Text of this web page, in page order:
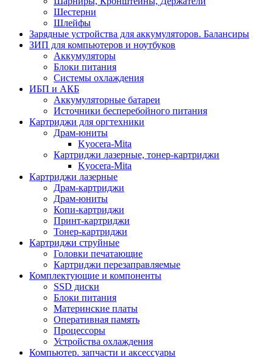
Шестерни
Шлейфы
Зарядные устройства для аккумуляторов. Балансиры
ЗИП для компьютеров и ноутбуков
Аккумуляторы
Блоки питания
Системы охлаждения
ИБП и АКБ
Аккумуляторные батареи
Источники бесперебойного питания
Картриджи для оргтехники
Драм-юниты
Kyocera-Mita
Картриджи лазерные, тонер-картриджи
Kyocera-Mita
Картриджи лазерные
Драм-картриджи
Драм-юниты
Копи-картриджи
Принт-картриджи
Тонер-картриджи
Картриджи струйные
Головки печатающие
Картриджи перезаправляемые
Комплектующие и компоненты
SSD диски
Блоки питания
Материнские платы
Оперативная память
Процессоры
Устройства охлаждения
Компьютер. запчасти и аксессуары